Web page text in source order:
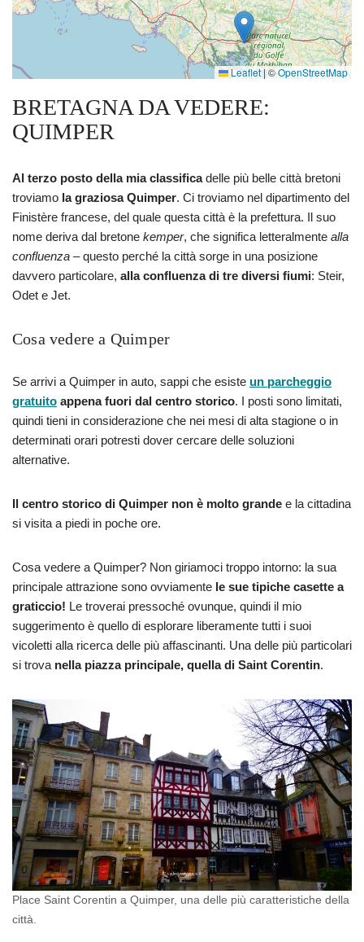
Leaflet |©OpenStreetMap
BRETAGNA DA VEDERE:
QUIMPER
Al terzo posto della mia classificadelle più belle città bretoni
troviamo la graziosa Quimper. Ci troviamo nel dipartimento del
Finistère francese, del quale questa città è la prefettura. Il suo
nome deriva dal bretone kemper, che significa letteralmente alla
confluenza – questo perché la città sorge in una posizione
davvero particolare, alla confluenza di tre diversi fiumi: Steir,
Odet e Jet.
Cosa vedere a Quimper
Se arrivi a Quimper in auto, sappi che esiste un parcheggio
gratuito appena fuori dal centro storico. I posti sono limitati,
quindi tieni in considerazione che nei mesi di alta stagione o in
determinati orari potresti dover cercare delle soluzioni
alternative.
Il centro storico di Quimper non è molto grande e la cittadina
si visita a piedi in poche ore.
Cosa vedere a Quimper? Non giriamoci troppo intorno: la sua
principale attrazione sono ovviamente le sue tipiche casette a
graticcio! Le troverai pressoché ovunque, quindi il mio
suggerimento è quello di esplorare liberamente tutti i suoi
vicoletti alla ricerca delle più affascinanti. Una delle più particolari
si trova nella piazza principale, quella di Saint Corentin.
Place Saint Corentin a Quimper, una delle più caratteristiche della
città.